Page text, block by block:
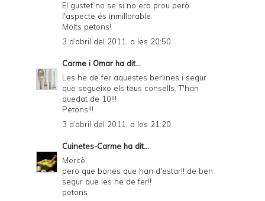
El gustet no se si no era prou però
l'aspecte és inmillorable.
Molts petons!
3 d’abril del 2011, a les 20:50
Carme i Omar ha dit...
Les he de fer aquestes berlines i segur
que segueixo els teus consells. T'han
quedat de 10!!!
Petons!!!
3 d’abril del 2011, a les 21:20
Cuinetes-Carme ha dit...
Mercè,
pero que bones que han d'estar!! de ben
segur que les he de fer!!
petons